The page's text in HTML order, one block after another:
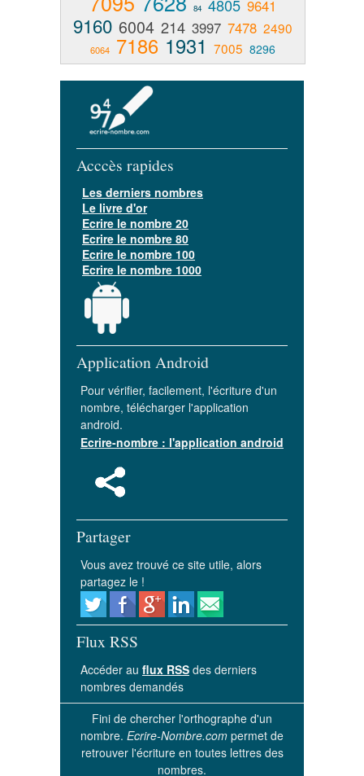
84 4805 9641
9160 6004 214 3997 7478 2490
6064 7186 1931 7005 8296
Acccès rapides
Les derniers nombres
Le livre d'or
Ecrire le nombre 20
Ecrire le nombre 80
Ecrire le nombre 100
Ecrire le nombre 1000
Application Android
Pour vérifier, facilement, l'écriture d'un
nombre, télécharger l'application
android.
Ecrire-nombre : l'application android
Partager
Vous avez trouvé ce site utile, alors
partagez le !
Flux RSS
Accéder au flux RSS des derniers
nombres demandés
Fini de chercher l'orthographe d'un
nombre. Ecrire-Nombre.com permet de
retrouver l'écriture en toutes lettres des
nombres.